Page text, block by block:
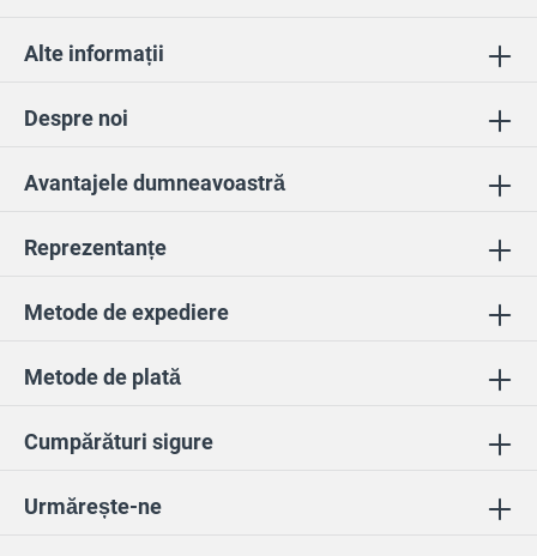
Urmărește-ne
Avantajele dumneavoastră
Reprezentanțe
Cumpărături sigure
Despre noi
Alte informații
Metode de plată
Metode de expediere